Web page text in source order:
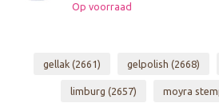
Op voorraad
gellak (2661) gelpolish (2668)
limburg (2657) moyra